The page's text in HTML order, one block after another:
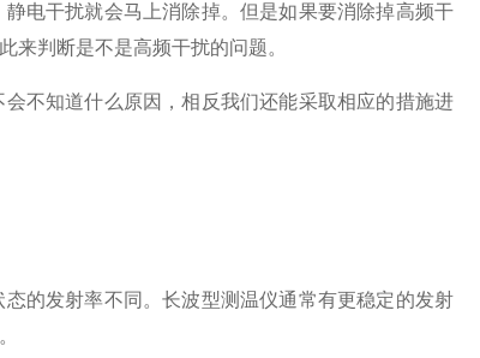
电干扰就会马上消除掉。但是如果要消除掉高频干
来判断是不是高频干扰的问题。
不知道什么原因，相反我们还能采取相应的措施进
的发射率不同。长波型测温仪通常有更稳定的发射